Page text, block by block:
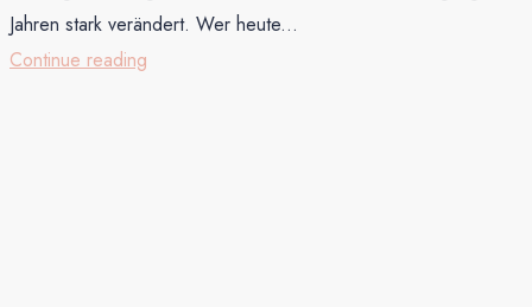
Jahren stark verändert. Wer heute...
Continue reading